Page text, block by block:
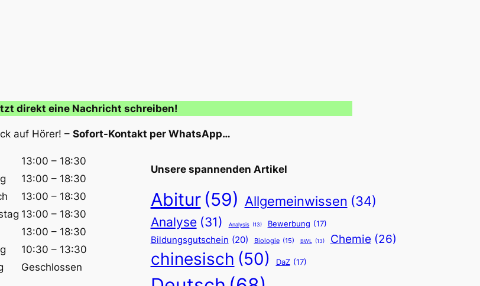
direkt eine Nachricht schreiben!
auf Hörer! – Sofort-Kontakt per WhatsApp…
13:00 – 18:30
13:00 – 18:30
13:00 – 18:30
13:00 – 18:30
13:00 – 18:30
10:30 – 13:30
Geschlossen
Unsere spannenden Artikel
Abitur (59) Allgemeinwissen (34)
Analyse (31) Analysis (13) Bewerbung (17)
Bildungsgutschein (20) Biologie (15) BWL (13) Chemie (26)
chinesisch (50) DaZ (17)